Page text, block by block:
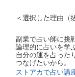
＜選択した理由（
副業で占い師に挑
論理的に占いを学
自分の運を占った
つなげたいから。
ストアカで占い講